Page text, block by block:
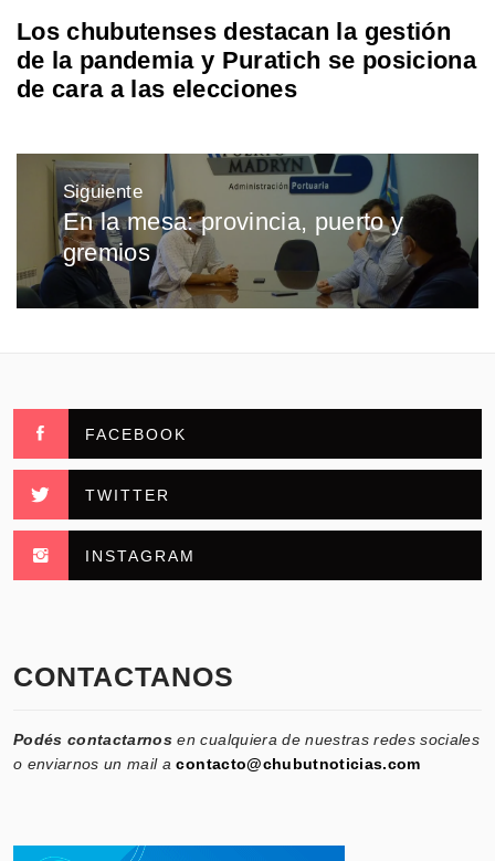
Los chubutenses destacan la gestión
de la pandemia y Puratich se posiciona
de cara a las elecciones
Navegación
entradas
Siguiente
Entrada
siguiente:
En la mesa: provincia, puerto y
gremios
FACEBOOK
TWITTER
INSTAGRAM
CONTACTANOS
Podés contactarnos en cualquiera de nuestras redes sociales
o enviarnos un mail acontacto@chubutnoticias.com